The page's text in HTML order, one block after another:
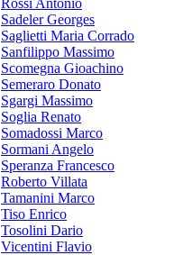
Rossi Antonio
Sadeler Georges
Saglietti Maria Corrado
Sanfilippo Massimo
Scomegna Gioachino
Semeraro Donato
Sgargi Massimo
Soglia Renato
Somadossi Marco
Sormani Angelo
Speranza Francesco
Roberto Villata
Tamanini Marco
Tiso Enrico
Tosolini Dario
Vicentini Flavio